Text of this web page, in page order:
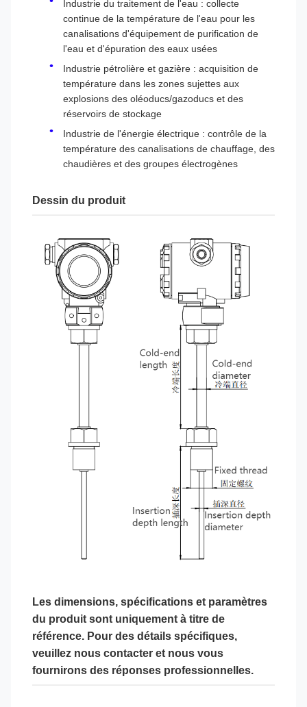
Industrie du traitement de l'eau : collecte
continue de la température de l'eau pour les
canalisations d'équipement de purification de
l'eau et d'épuration des eaux usées
Industrie pétrolière et gazière : acquisition de
température dans les zones sujettes aux
explosions des oléoducs/gazoducs et des
réservoirs de stockage
Industrie de l'énergie électrique : contrôle de la
température des canalisations de chauffage, des
chaudières et des groupes électrogènes
Dessin du produit
Les dimensions, spécifications et paramètres
du produit sont uniquement à titre de
référence. Pour des détails spécifiques,
veuillez nous contacter et nous vous
fournirons des réponses professionnelles.